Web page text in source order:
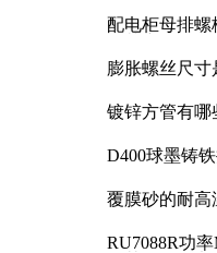
配电柜母排螺
膨胀螺丝尺寸
镀锌方管有哪
D400球墨铸
覆膜砂的耐高
RU7088R功